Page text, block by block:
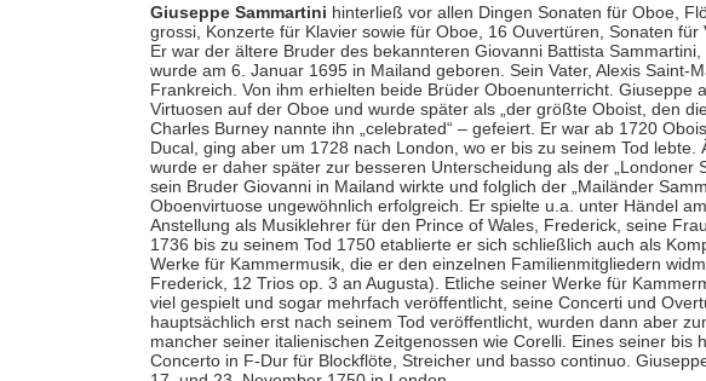
Giuseppe Sammartini hinterließ vor allen Dingen Sonaten für Oboe,
grossi, Konzerte für Klavier sowie für Oboe, 16 Ouvertüren, Sonaten für
Er war der ältere Bruder des bekannteren Giovanni Battista
wurde am 6. Januar 1695 in Mailand geboren. Sein Vater, Alexis Saint-
Frankreich. Von ihm erhielten beide Brüder Oboenunterricht. Giuseppe
Virtuosen auf der Oboe und wurde später als „der größte Oboist, den
Charles Burney nannte ihn „celebrated“ – gefeiert. Er war ab 1720
Ducal, ging aber um 1728 nach London, wo er bis zu seinem Tod lebte.
wurde er daher später zur besseren Unterscheidung als der „Londoner
sein Bruder Giovanni in Mailand wirkte und folglich der „Mailänder
Oboenvirtuose ungewöhnlich erfolgreich. Er spielte u.a. unter Händel
Anstellung als Musiklehrer für den Prince of Wales, Frederick, seine
1736 bis zu seinem Tod 1750 etablierte er sich schließlich auch als
Werke für Kammermusik, die er den einzelnen Familienmitgliedern
Frederick, 12 Trios op. 3 an Augusta). Etliche seiner Werke für
viel gespielt und sogar mehrfach veröffentlicht, seine Concerti und
hauptsächlich erst nach seinem Tod veröffentlicht, wurden dann aber
mancher seiner italienischen Zeitgenossen wie Corelli. Eines seiner bis
Concerto in F-Dur für Blockflöte, Streicher und basso continuo.